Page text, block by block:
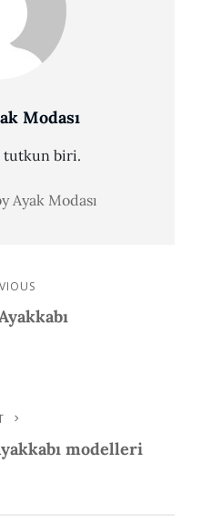
Modası
tutkun biri.
Ayak Modası
modelleri